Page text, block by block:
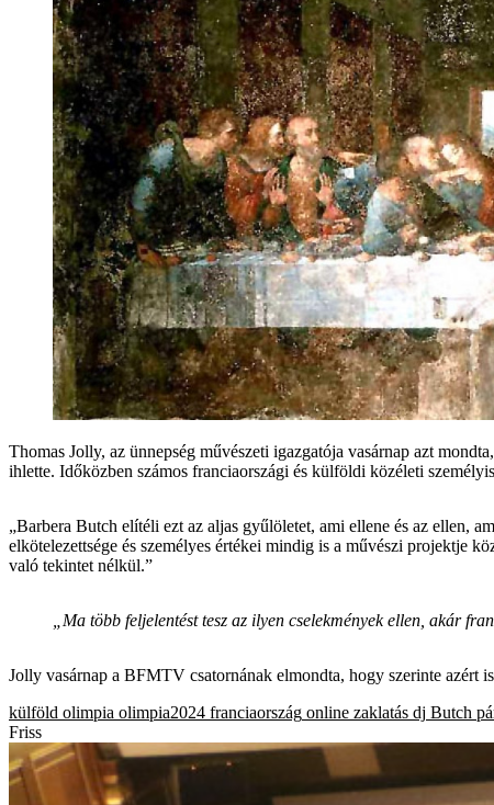
Thomas Jolly, az ünnepség művészeti igazgatója vasárnap azt
ihlette. Időközben számos franciaországi és külföldi közéleti
„Barbera Butch elítéli ezt az aljas gyűlöletet, ami ellene és az ellen,
elkötelezettsége és személyes értékei mindig is a művészi projektje
való tekintet nélkül.”
„Ma több feljelentést tesz az ilyen cselekmények ellen, akár
Jolly vasárnap a BFMTV csatornának elmondta, hogy szerinte azért
külföld olimpia olimpia2024 franciaország online zaklatás dj Butch
Friss